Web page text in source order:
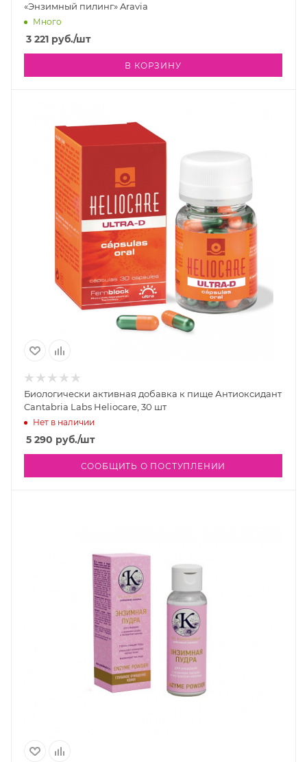
«Энзимный пилинг» Aravia
Много
3 221 руб./шт
В КОРЗИНУ
Биологически активная добавка к пище Антиоксидант
Cantabria Labs Heliocare, 30 шт
Нет в наличии
5 290 руб./шт
СООБЩИТЬ О ПОСТУПЛЕНИИ